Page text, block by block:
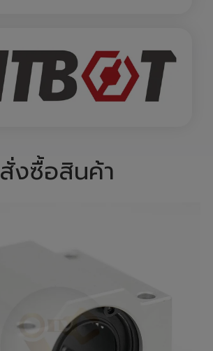
สั่งซื้อสินค้า